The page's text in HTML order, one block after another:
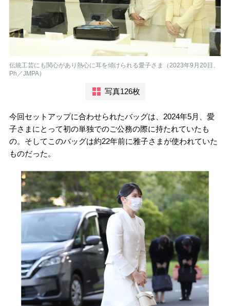
伝統工芸にも関心があり熱心に耳を傾けられる愛子さま（2023年9月20日、
Ph／JMPA）
写真126枚
今回セットアップに合わせられたバッグは、2024年5月、愛
子さまにとって初の単独でのご公務の際に持たれていたも
の。そしてこのバッグは約22年前に雅子さまが使われていた
ものだった。